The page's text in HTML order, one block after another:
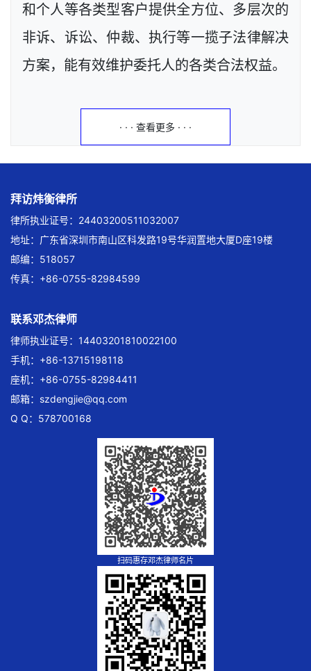
和个人等各类型客户提供全方位、多层次的
非诉、诉讼、仲裁、执行等一揽子法律解决
方案，能有效维护委托人的各类合法权益。
· · · 查看更多 · · ·
拜访炜衡律所
律所执业证号：24403200511032007
地址：广东省深圳市南山区科发路19号华润置地大厦D座19楼
邮编：518057
传真：+86-0755-82984599
联系邓杰律师
律师执业证号：14403201810022100
手机：+86-13715198118
座机：+86-0755-82984411
邮箱： szdengjie@qq.com
Q Q：578700168
扫码惠存邓杰律师名片